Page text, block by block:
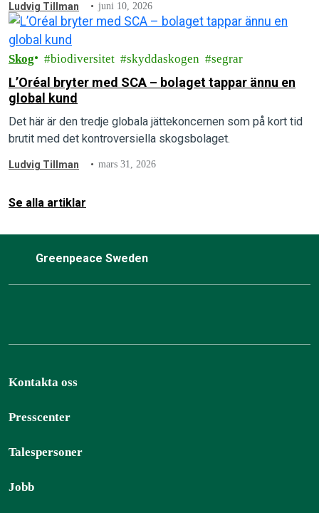
Ludvig Tillman juni 10, 2026
Skog biodiversitet skyddaskogen segrar
L’Oréal bryter med SCA – bolaget tappar ännu en
global kund
Det här är den tredje globala jättekoncernen som på kort tid
brutit med det kontroversiella skogsbolaget.
Ludvig Tillman mars 31, 2026
Se alla artiklar
Greenpeace Sweden
Kontakta oss
Presscenter
Talespersoner
Jobb